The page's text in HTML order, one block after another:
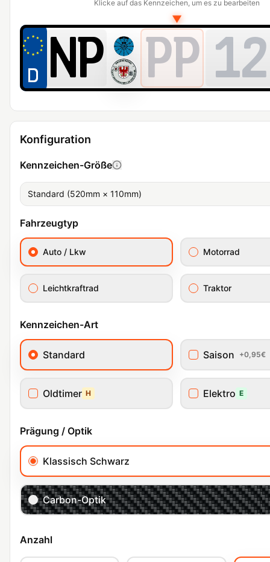
Konfiguration
Kennzeichen-Größe
Standard (520mm × 110mm)
Fahrzeugtyp
Auto / Lkw Motorrad
Leichtkraftrad Traktor
Kennzeichen-Art
Standard Saison +0,95€
Oldtimer H Elektro E
Prägung / Optik
Klassisch Schwarz
Carbon-Optik
Anzahl
Klicke auf das Kennzeichen, um es zu bearbeiten
▼
PP